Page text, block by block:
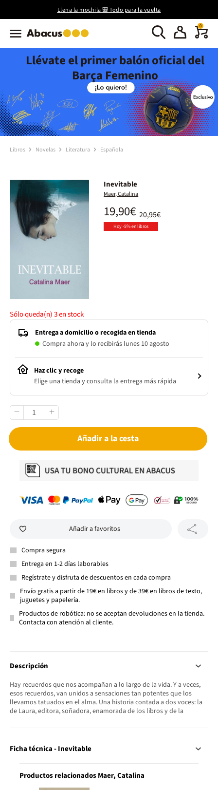
Llena la mochila 🎒 Todo para la vuelta
0
Llévate el primer balón oficial del
Barça Femenino
Libros Novelas Literatura Española
Inevitable
Maer, Catalina
20,95€
19,90€
Hoy -5% en libros
Sólo queda(n)3en stock
Entrega a domicilio o recogida en tienda
Compra ahora y lo recibirás lunes 10 agosto
Haz clic y recoge
Elige una tienda y consulta la entrega más rápida
Añadir a la cesta
Añadir a favoritos
Compra segura
Entrega en 1-2 días laborables
Regístrate y disfruta de descuentos en cada compra
Envío gratis a partir de 19€ en libros y de 39€ en libros de texto,
juguetes y papelería.
Productos de robótica: no se aceptan devoluciones en la tienda.
Contacta con atención al cliente.
Descripción
Hay recuerdos que nos acompañan a lo largo de la vida. Y a veces,
esos recuerdos, van unidos a sensaciones tan potentes que los
llevamos tatuados en el alma. Una historia contada a dos voces: la
de Laura, editora, soñadora, enamorada de los libros y de la
Ficha técnica - Inevitable
Productos relacionados Maer, Catalina